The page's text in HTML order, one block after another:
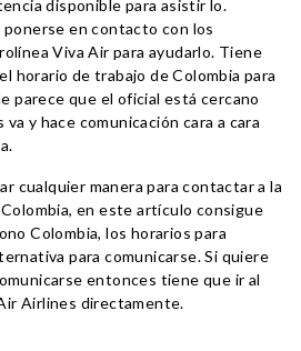
disponible para asistir lo.
ponerse en contacto con los
Viva Air para ayudarlo. Tiene
horario de trabajo de Colombia para
parece que el oficial está cercano
y hace comunicación cara a cara
cualquier manera para contactar a la
en este artículo consigue
Colombia, los horarios para
para comunicarse. Si quiere
entonces tiene que ir al
Airlines directamente.